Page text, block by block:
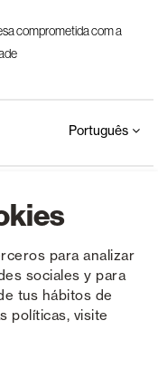
para analizar
sociales y para
tus hábitos de
políticas, visite
comprometida com a
Aviso Legal Cookies
Português